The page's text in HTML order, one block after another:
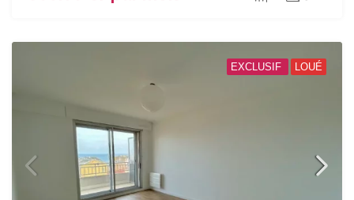
EXCLUSIF LOUÉ